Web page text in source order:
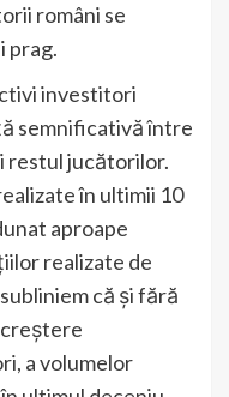
români se
prag.
investitori
semnificativă între
restul jucătorilor.
în ultimii 10
aproape
realizate de
că și fără
a volumelor